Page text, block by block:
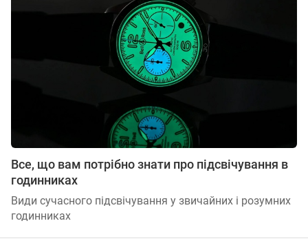
Все, що вам потрібно знати про підсвічування в
годинниках
Види сучасного підсвічування у звичайних і розумних
годинниках